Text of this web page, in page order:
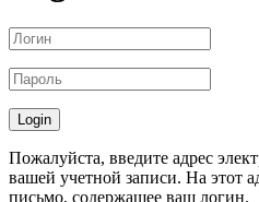
Пожалуйста, введите адрес
вашей учетной записи. На этот
письмо, содержащее ваш логин.